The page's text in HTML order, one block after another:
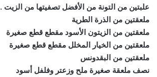
علبتين من التونة من الأفضل تصفيتها من الزيت .
ملعقتين من الذرة الطرية
ملعقتين من الزيتون الأسود مقطع قطع صغيرة
ملعقتين من الخيار المخلل مقطع قطع صغيرة
ملعقتين من البقدونس
نصف ملعقة صغيرة ملح وزعتر وفلفل أسود